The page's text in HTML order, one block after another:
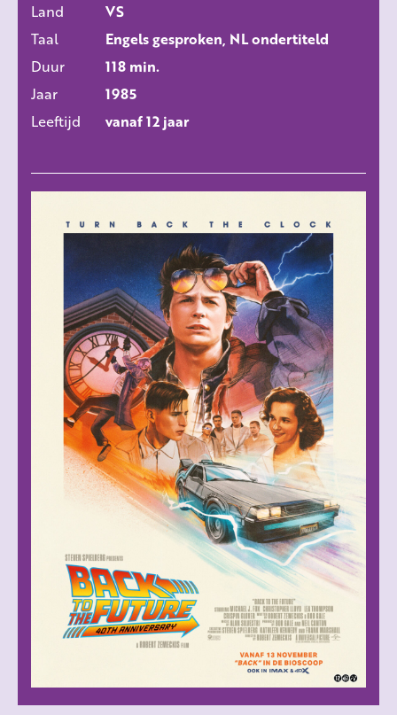
Land
VS
Taal
Engels gesproken, NL ondertiteld
Duur
118 min.
Jaar
1985
Leeftijd
vanaf 12 jaar